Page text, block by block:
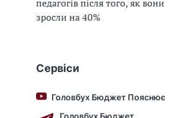
педагогів після того, як вони
зросли на 40%
Сервіси
Головбух Бюджет Пояснює
Головбух Бюджет.